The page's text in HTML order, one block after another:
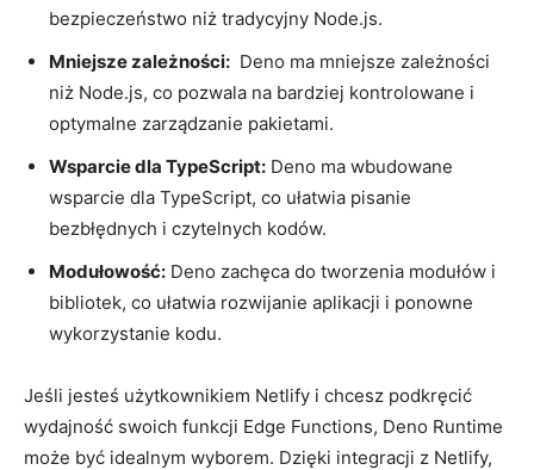
bezpieczeństwo ‍niż tradycyjny ⁢Node.js.
Mniejsze zależności: ‌ Deno ma mniejsze zależności
niż Node.js, co pozwala⁢ na bardziej kontrolowane i
⁢optymalne⁤ zarządzanie pakietami.
Wsparcie dla TypeScript: Deno​ ma wbudowane
wsparcie dla ⁣TypeScript, co ułatwia pisanie
bezbłędnych ‌i czytelnych⁤ kodów.
Modułowość: Deno zachęca do tworzenia ⁤modułów​ i​
bibliotek, co ułatwia rozwijanie ​aplikacji i ponowne⁣
wykorzystanie kodu.
Jeśli jesteś użytkownikiem Netlify ‍i chcesz podkręcić
wydajność swoich funkcji Edge⁢ Functions, Deno Runtime
⁢może być idealnym wyborem.‌ Dzięki integracji ‌z⁣ Netlify,